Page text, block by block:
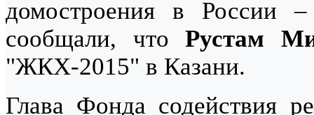
домостроения в России
сообщали, чтоРустам
"ЖКХ-2015" в Казани.
Глава Фонда содействия